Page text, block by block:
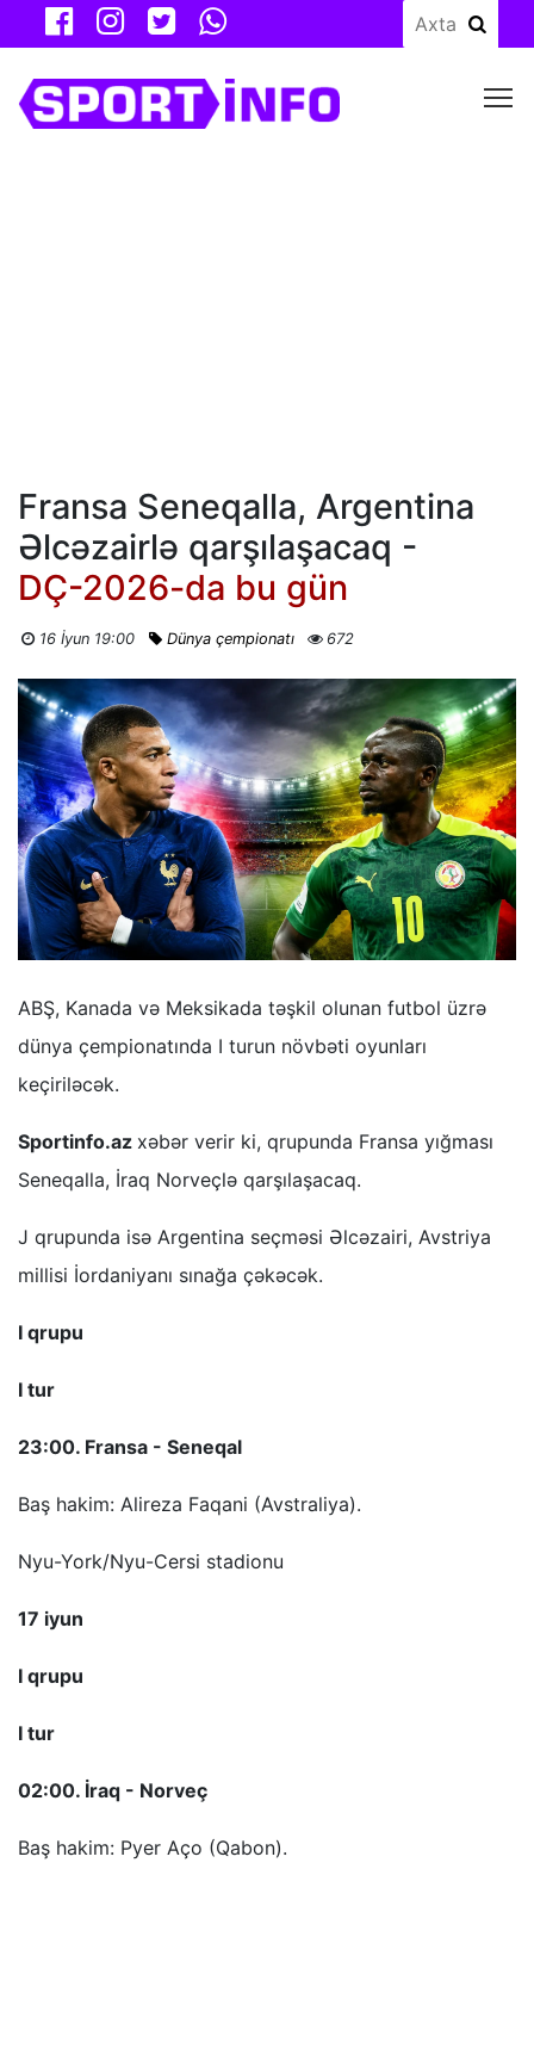
Fransa Seneqalla, Argentina
Əlcəzairlə qarşılaşacaq -
DÇ-2026-da bu gün
16 İyun 19:00 Dünya çempionatı 672
ABŞ, Kanada və Meksikada təşkil olunan futbol üzrə
dünya çempionatında I turun növbəti oyunları
keçiriləcək.
Sportinfo.az xəbər verir ki, qrupunda Fransa yığması
Seneqalla, İraq Norveçlə qarşılaşacaq.
J qrupunda isə Argentina seçməsi Əlcəzairi, Avstriya
millisi İordaniyanı sınağa çəkəcək.
I qrupu
I tur
23:00. Fransa - Seneqal
Baş hakim: Alireza Faqani (Avstraliya).
Nyu-York/Nyu-Cersi stadionu
17 iyun
I qrupu
I tur
02:00. İraq - Norveç
Baş hakim: Pyer Aço (Qabon).